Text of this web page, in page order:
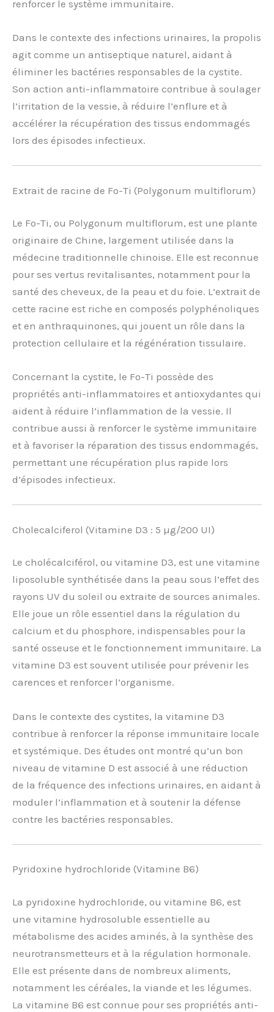
renforcer le système immunitaire.
Dans le contexte des infections urinaires, la propolis
agit comme un antiseptique naturel, aidant à
éliminer les bactéries responsables de la cystite.
Son action anti-inflammatoire contribue à soulager
l’irritation de la vessie, à réduire l’enflure et à
accélérer la récupération des tissus endommagés
lors des épisodes infectieux.
Extrait de racine de Fo-Ti (Polygonum multiflorum)
Le Fo-Ti, ou Polygonum multiflorum, est une plante
originaire de Chine, largement utilisée dans la
médecine traditionnelle chinoise. Elle est reconnue
pour ses vertus revitalisantes, notamment pour la
santé des cheveux, de la peau et du foie. L’extrait de
cette racine est riche en composés polyphénoliques
et en anthraquinones, qui jouent un rôle dans la
protection cellulaire et la régénération tissulaire.
Concernant la cystite, le Fo-Ti possède des
propriétés anti-inflammatoires et antioxydantes qui
aident à réduire l’inflammation de la vessie. Il
contribue aussi à renforcer le système immunitaire
et à favoriser la réparation des tissus endommagés,
permettant une récupération plus rapide lors
d’épisodes infectieux.
Cholecalciferol (Vitamine D3 : 5 µg/200 UI)
Le cholécalciférol, ou vitamine D3, est une vitamine
liposoluble synthétisée dans la peau sous l’effet des
rayons UV du soleil ou extraite de sources animales.
Elle joue un rôle essentiel dans la régulation du
calcium et du phosphore, indispensables pour la
santé osseuse et le fonctionnement immunitaire. La
vitamine D3 est souvent utilisée pour prévenir les
carences et renforcer l’organisme.
Dans le contexte des cystites, la vitamine D3
contribue à renforcer la réponse immunitaire locale
et systémique. Des études ont montré qu’un bon
niveau de vitamine D est associé à une réduction
de la fréquence des infections urinaires, en aidant à
moduler l’inflammation et à soutenir la défense
contre les bactéries responsables.
Pyridoxine hydrochloride (Vitamine B6)
La pyridoxine hydrochloride, ou vitamine B6, est
une vitamine hydrosoluble essentielle au
métabolisme des acides aminés, à la synthèse des
neurotransmetteurs et à la régulation hormonale.
Elle est présente dans de nombreux aliments,
notamment les céréales, la viande et les légumes.
La vitamine B6 est connue pour ses propriétés anti-